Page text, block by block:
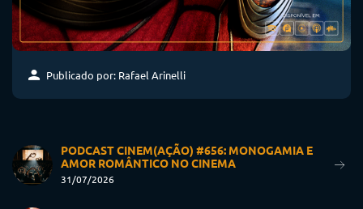
Publicado por: Rafael Arinelli
PODCAST CINEM(AÇÃO) #656: MONOGAMIA E
AMOR ROMÂNTICO NO CINEMA
31/07/2026